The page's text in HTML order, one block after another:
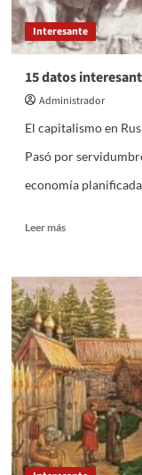
Interesante
15 datos
Administrador
El capitalismo en
Pasó por
economía
Leer másLeer
15
datos
interesantes
sobre
el
capitalismo
en
Rusia